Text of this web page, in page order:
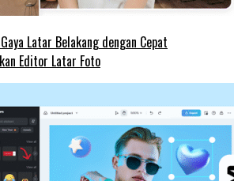
Latar Belakang dengan Cepat
Editor Latar Foto